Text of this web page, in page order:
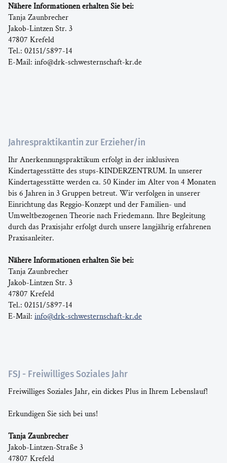
Nähere Informationen erhalten Sie bei:
Tanja Zaunbrecher
Jakob-Lintzen Str. 3
47807 Krefeld
Tel.: 02151/5897-14
E-Mail: info@drk-schwesternschaft-kr.de
Jahrespraktikantin zur Erzieher/in
Ihr Anerkennungspraktikum erfolgt in der inklusiven
Kindertagesstätte des stups-KINDERZENTRUM. In unserer
Kindertagesstätte werden ca. 50 Kinder im Alter von 4 Monaten
bis 6 Jahren in 3 Gruppen betreut. Wir verfolgen in unserer
Einrichtung das Reggio-Konzept und der Familien- und
Umweltbezogenen Theorie nach Friedemann. Ihre Begleitung
durch das Praxisjahr erfolgt durch unsere langjährig erfahrenen
Praxisanleiter.
Nähere Informationen erhalten Sie bei:
Tanja Zaunbrecher
Jakob-Lintzen Str. 3
47807 Krefeld
Tel.: 02151/5897-14
E-Mail: info@drk-schwesternschaft-kr.de
FSJ - Freiwilliges Soziales Jahr
Freiwilliges Soziales Jahr, ein dickes Plus in Ihrem Lebenslauf!
Erkundigen Sie sich bei uns!
Tanja Zaunbrecher
Jakob-Lintzen-Straße 3
47807 Krefeld